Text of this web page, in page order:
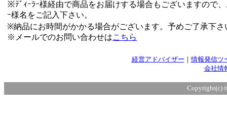
※ﾃﾞｨｰﾗｰ様経由で商品をお届けする場合もございますので、
ｰ様名をご記入下さい。
※納品にお時間がかかる場合がございます。予めご了承下さ
※メールでのお問い合わせはこちら
経営アドバイザー ｜情報発信ツ
会社情
Copyright(c)